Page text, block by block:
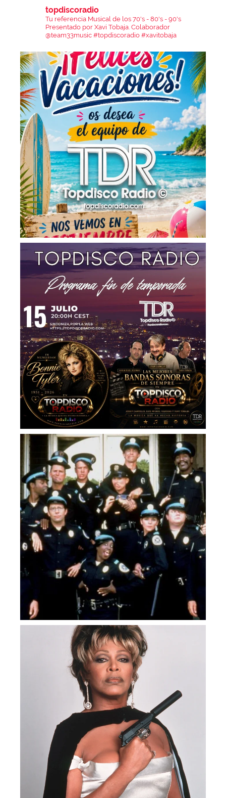
topdiscoradio
Tu referencia Musical de los 70's - 80's - 90's
Presentado por Xavi Tobaja. Colaborador
@team33music #topdiscoradio #xavitobaja